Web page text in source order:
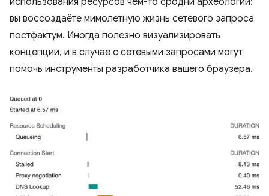
вы воссоздаёте мимолетную жизнь сетевого запроса
постфактум. Иногда полезно визуализировать
концепции, и в случае с сетевыми запросами могут
помочь инструменты разработчика вашего браузера.